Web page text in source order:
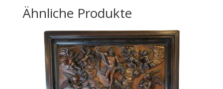
Ähnliche Produkte